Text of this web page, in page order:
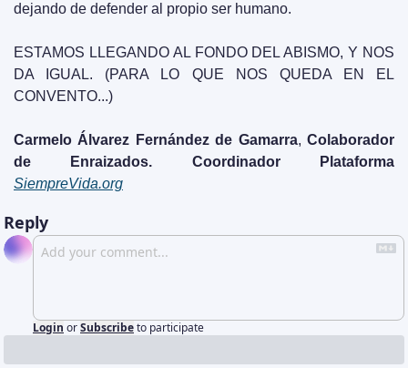
dejando de defender al propio ser humano.
ESTAMOS LLEGANDO AL FONDO DEL ABISMO, Y NOS
DA IGUAL. (PARA LO QUE NOS QUEDA EN EL
CONVENTO...)
Carmelo Álvarez Fernández de Gamarra, Colaborador
SiempreVida.org
Reply
Login orSubscribeto participate